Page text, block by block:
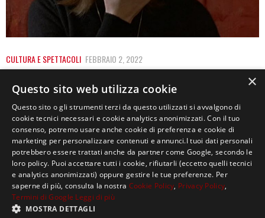
CULTURA E SPETTACOLI FEBBRAIO 2, 2022
È MORTA MONICA VITTI, ICONA DEL CINEMA
ITALIANO
La voce roca, la verve comica e la sensualità irregolare,
la rendevano un unicum nel…
×
Questo sito web utilizza cookie
Questo sito o gli strumenti terzi da questo utilizzati si avvalgono di
cookie tecnici necessari e cookie analytics anonimizzati. Con il tuo
consenso, potremo usare anche cookie di preferenza e cookie di
marketing per personalizzare contenuti e annunci.I tuoi dati personali
potrebbero essere trattati anche da partner come Google, secondo le
loro policy. Puoi accettare tutti i cookie, rifiutarli (eccetto quelli tecnici
e analytics anonimizzati) oppure gestire le tue preferenze. Per
saperne di più, consulta la nostra Cookie Policy, Privacy Policy,
Termini di Google Leggi di più
MOSTRA DETTAGLI